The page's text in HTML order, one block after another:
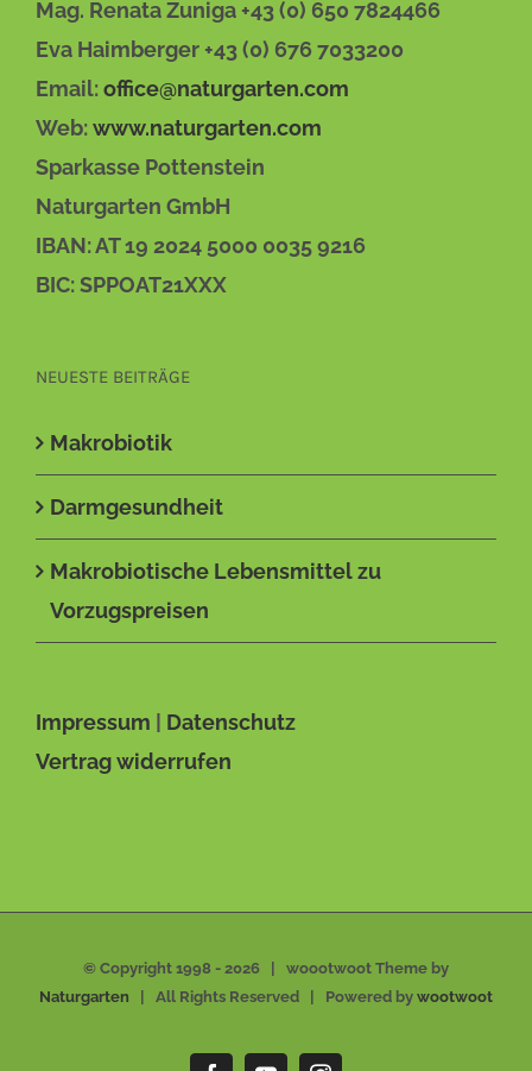
Mag. Renata Zuniga +43 (0) 650 7824466
Eva Haimberger +43 (0) 676 7033200
Email:office@naturgarten.com
Web:www.naturgarten.com
Sparkasse Pottenstein
Naturgarten GmbH
IBAN: AT 19 2024 5000 0035 9216
BIC: SPPOAT21XXX
NEUESTE BEITRÄGE
Makrobiotik
Darmgesundheit
Makrobiotische Lebensmittel zu
Vorzugspreisen
Impressum
Datenschutz
Vertrag widerrufen
© Copyright 1998 - 2026 | woootwoot Theme by
Naturgarten | All Rights Reserved | Powered by wootwoot